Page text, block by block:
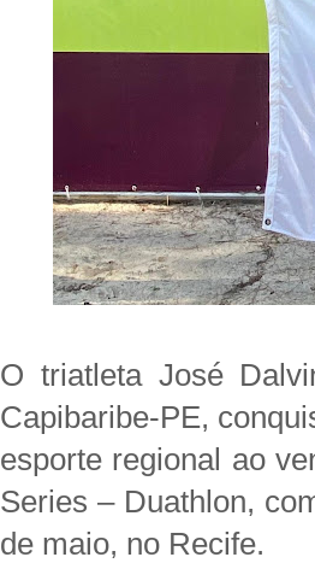
O triatleta José
Capibaribe-PE,
esporte regional ao
Series – Duathlon,
de maio, no Recife.